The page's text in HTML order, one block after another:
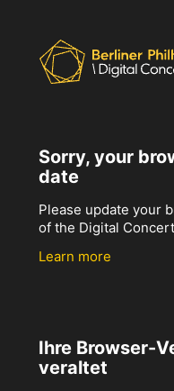
Sorry, your
date
Please update your
of the Digital
Learn more
Ihre Browser-
veraltet